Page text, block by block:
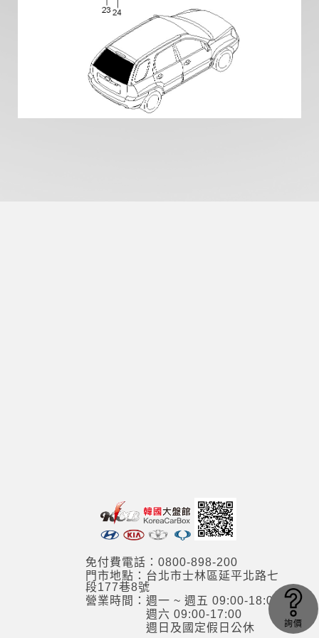
免付費電話：0800-898-200
門市地點：台北市士林區延平北路七
段177巷8號
營業時間：週一 ~ 週五 09:00-18:00
週六 09:00-17:00
週日及國定假日公休
詢價